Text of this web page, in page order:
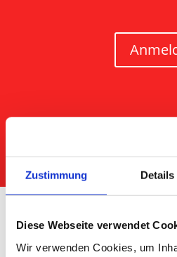
Zustimmung Details
Diese Webseite verwendet
Wir verwenden Cookies, um
Tag(e) :Stunde(: